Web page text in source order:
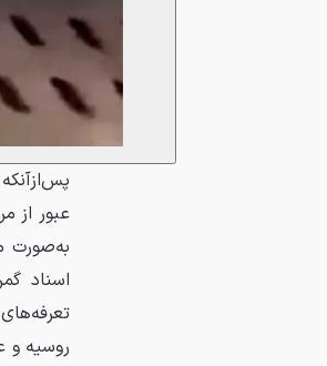
عبور از
به‌صورت
اسناد
روسیه و